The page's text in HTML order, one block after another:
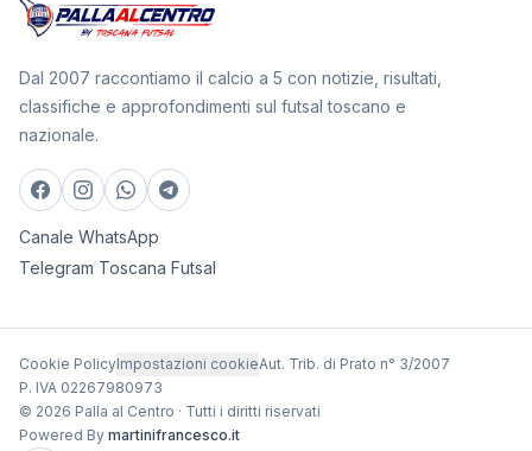
Dal 2007 raccontiamo il calcio a 5 con notizie, risultati,
classifiche e approfondimenti sul futsal toscano e
nazionale.
Canale WhatsApp
Telegram Toscana Futsal
Cookie PolicyImpostazioni cookieAut. Trib. di Prato n° 3/2007
P. IVA 02267980973
© 2026 Palla al Centro · Tutti i diritti riservati
Powered By martinifrancesco.it